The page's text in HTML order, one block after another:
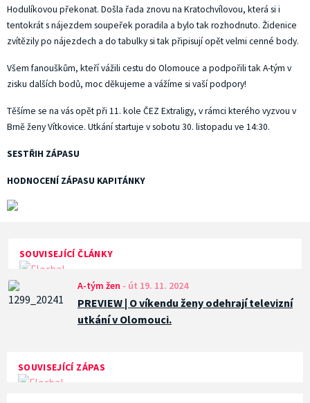
SOUVISEJÍCÍ ZÁPAS
Hodulíkovou překonat. Došla řada znovu na Kratochvílovou, která si i
tentokrát s nájezdem soupeřek poradila a bylo tak rozhodnuto. Židenice
zvítězily po nájezdech a do tabulky si tak připisují opět velmi cenné body.
Všem fanouškům, kteří vážili cestu do Olomouce a podpořili tak A-tým v
zisku dalších bodů, moc děkujeme a vážíme si vaší podpory!
Těšíme se na vás opět při 11. kole ČEZ Extraligy, v rámci kterého vyzvou v
Brně ženy Vítkovice. Utkání startuje v sobotu 30. listopadu ve 14:30.
SESTŘIH ZÁPASU
HODNOCENÍ ZÁPASU KAPITÁNKY
SOUVISEJÍCÍ ČLÁNKY
A-tým žen - út 19. 11. 2024
PREVIEW | O víkendu ženy odehrají televizní
utkání v Olomouci.